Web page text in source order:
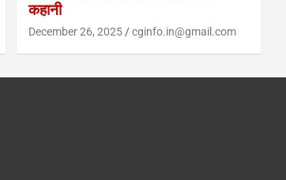
कहानी
December 26, 2025 cginfo.in@gmail.com